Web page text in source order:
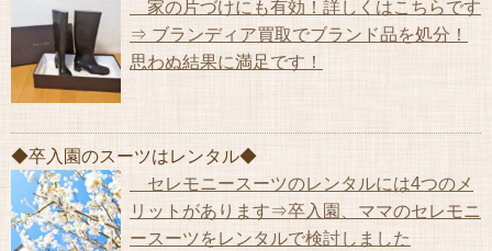
家の片づけにも有効！詳しくはこちらです
⇒ ブランディア買取でブランド品を処分！
思わぬ結果に満足です！
◆卒入園のスーツはレンタル◆
セレモニースーツのレンタルには4つのメ
リットがあります⇒卒入園、ママのセレモニ
ースーツをレンタルで検討しました